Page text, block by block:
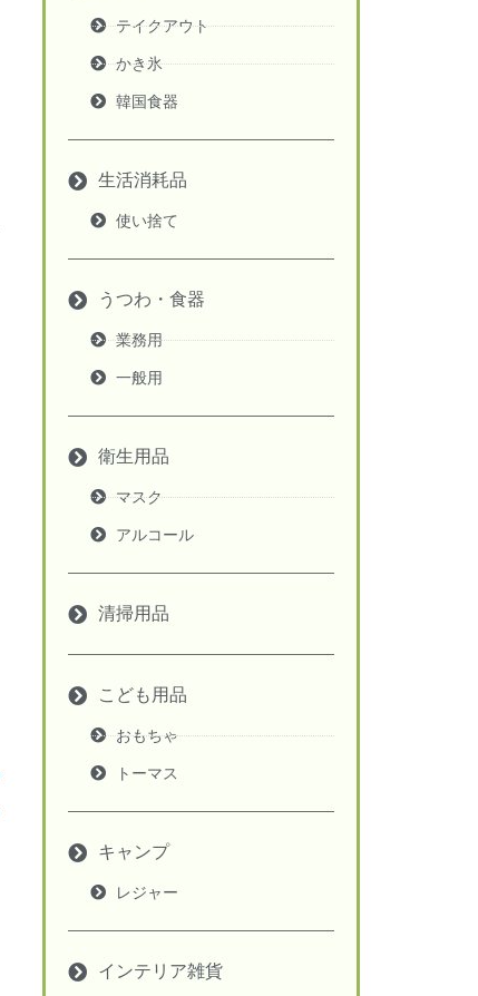
テイクアウト
かき氷
韓国食器
生活消耗品
使い捨て
うつわ・食器
業務用
一般用
衛生用品
マスク
アルコール
清掃用品
こども用品
おもちゃ
トーマス
キャンプ
レジャー
インテリア雑貨